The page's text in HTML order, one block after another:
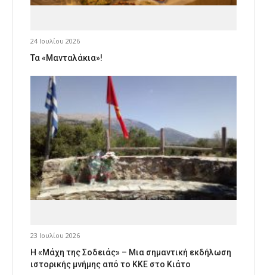
24 Ιουλίου 2026
Τα «Μανταλάκια»!
23 Ιουλίου 2026
Η «Μάχη της Σοδειάς» – Μια σημαντική εκδήλωση
ιστορικής μνήμης από το ΚΚΕ στο Κιάτο